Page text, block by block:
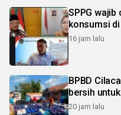
SPPG wajib
konsumsi
16 jam lalu
BPBD
bersih
20 jam lalu